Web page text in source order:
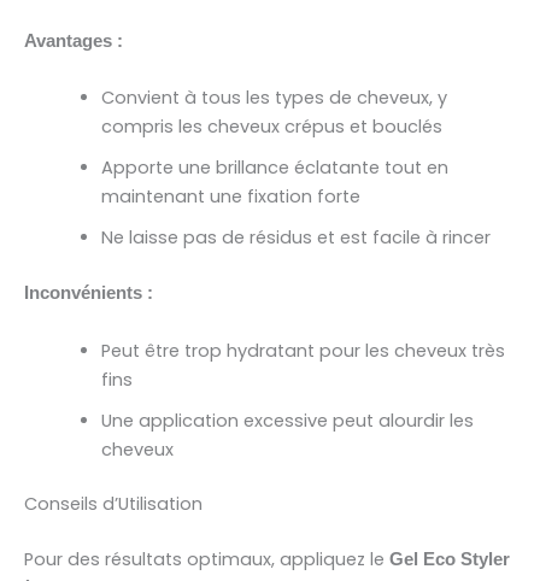
Avantages :
Convient à tous les types de cheveux, y
compris les cheveux crépus et bouclés
Apporte une brillance éclatante tout en
maintenant une fixation forte
Ne laisse pas de résidus et est facile à rincer
Inconvénients :
Peut être trop hydratant pour les cheveux très
fins
Une application excessive peut alourdir les
cheveux
Conseils d’Utilisation
Pour des résultats optimaux, appliquez le Gel Eco Styler